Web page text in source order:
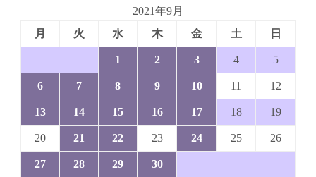
2021年9月
月
火 水 木 金 土 日
1 2 3 4 5
6 7 8 9 10 11 12
13 14 15 16 17 18 19
20 21 22 23 24 25 26
27 28 29 30